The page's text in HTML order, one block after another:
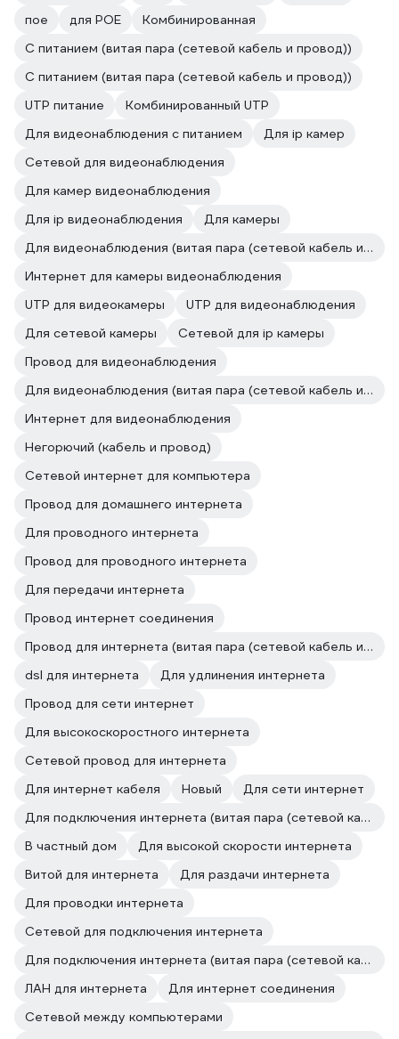
пое
для POE
Комбинированная
С питанием (витая пара (сетевой кабель и провод))
С питанием (витая пара (сетевой кабель и провод))
UTP питание
Комбинированный UTP
Для видеонаблюдения с питанием
Для ip камер
Сетевой для видеонаблюдения
Для камер видеонаблюдения
Для ip видеонаблюдения
Для камеры
Для видеонаблюдения (витая пара (сетевой кабель и провод))
Интернет для камеры видеонаблюдения
UTP для видеокамеры
UTP для видеонаблюдения
Для сетевой камеры
Сетевой для ip камеры
Провод для видеонаблюдения
Для видеонаблюдения (витая пара (сетевой кабель и провод))
Интернет для видеонаблюдения
Негорючий (кабель и провод)
Сетевой интернет для компьютера
Провод для домашнего интернета
Для проводного интернета
Провод для проводного интернета
Для передачи интернета
Провод интернет соединения
Провод для интернета (витая пара (сетевой кабель и провод))
dsl для интернета
Для удлинения интернета
Провод для сети интернет
Для высокоскоростного интернета
Сетевой провод для интернета
Для интернет кабеля
Новый
Для сети интернет
Для подключения интернета (витая пара (сетевой кабель и провод))
В частный дом
Для высокой скорости интернета
Витой для интернета
Для раздачи интернета
Для проводки интернета
Сетевой для подключения интернета
Для подключения интернета (витая пара (сетевой кабель и провод))
ЛАН для интернета
Для интернет соединения
Сетевой между компьютерами